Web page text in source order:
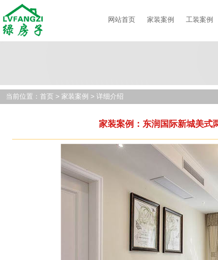
网站首页 家装案例 工装案例
当前位置： 首页 > 家装案例 > 详细介绍
家装案例：东润国际新城美